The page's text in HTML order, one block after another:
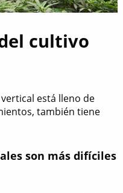
cultivo
está lleno de
también tiene
son más difíciles